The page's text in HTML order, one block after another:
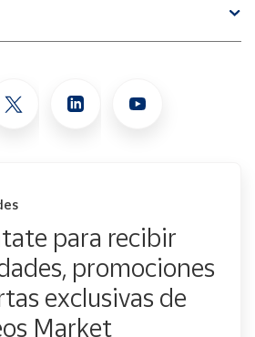
para recibir
promociones
exclusivas de
Market